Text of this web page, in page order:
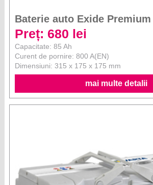
Baterie auto Exide Premium
Preț: 680 lei
Capacitate: 85 Ah
Curent de pornire: 800 A(EN)
Dimensiuni: 315 x 175 x 175 mm
mai multe detalii